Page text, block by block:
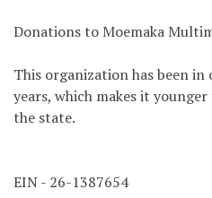
Donations to Moemaka
This organization has been
years, which makes it
the state.
EIN - 26-1387654